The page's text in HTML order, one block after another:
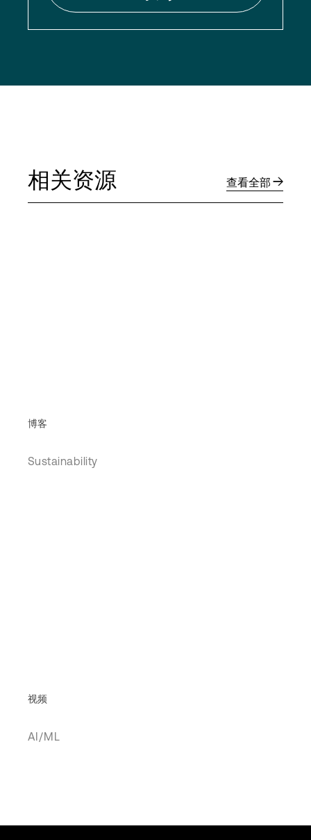
相关资源 查看全部
博客
Sustainability
视频
AI/ML